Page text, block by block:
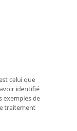
celui que
identifié
exemples de
traitement